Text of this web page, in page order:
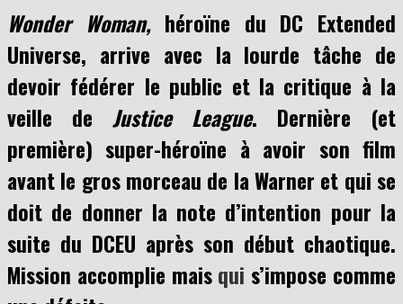
Universe, arrive avec la lourde tâche de
devoir fédérer le public et la critique à la
veille deJustice League . Dernière (et
première) super-héroïne à avoir son film
avant le gros morceau de la Warner et qui se
doit de donner la note d’intention pour la
suite du DCEU après son début chaotique.
Mission accomplie maisquis’impose comme
une défaite.